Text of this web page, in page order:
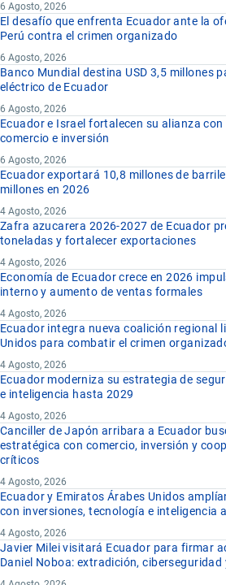
6 Agosto, 2026
El desafío que enfrenta Ecuador ante la
Perú contra el crimen organizado
6 Agosto, 2026
Banco Mundial destina USD 3,5 millones
eléctrico de Ecuador
6 Agosto, 2026
Ecuador e Israel fortalecen su alianza
comercio e inversión
6 Agosto, 2026
Ecuador exportará 10,8 millones de
millones en 2026
4 Agosto, 2026
Zafra azucarera 2026-2027 de Ecuador
toneladas y fortalecer exportaciones
4 Agosto, 2026
Economía de Ecuador crece en 2026
interno y aumento de ventas formales
4 Agosto, 2026
Ecuador integra nueva coalición regional
Unidos para combatir el crimen
4 Agosto, 2026
Ecuador moderniza su estrategia de
e inteligencia hasta 2029
4 Agosto, 2026
Canciller de Japón arribara a Ecuador
estratégica con comercio, inversión y
críticos
4 Agosto, 2026
Ecuador y Emiratos Árabes Unidos
con inversiones, tecnología e inteligencia
4 Agosto, 2026
Javier Milei visitará Ecuador para firmar
Daniel Noboa: extradición, ciberseguridad